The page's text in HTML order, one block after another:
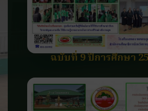
ฉบับที่ 9 ปีการศึกษา